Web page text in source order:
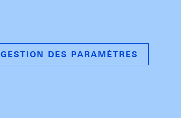
GESTION DES PARAMÈTRES